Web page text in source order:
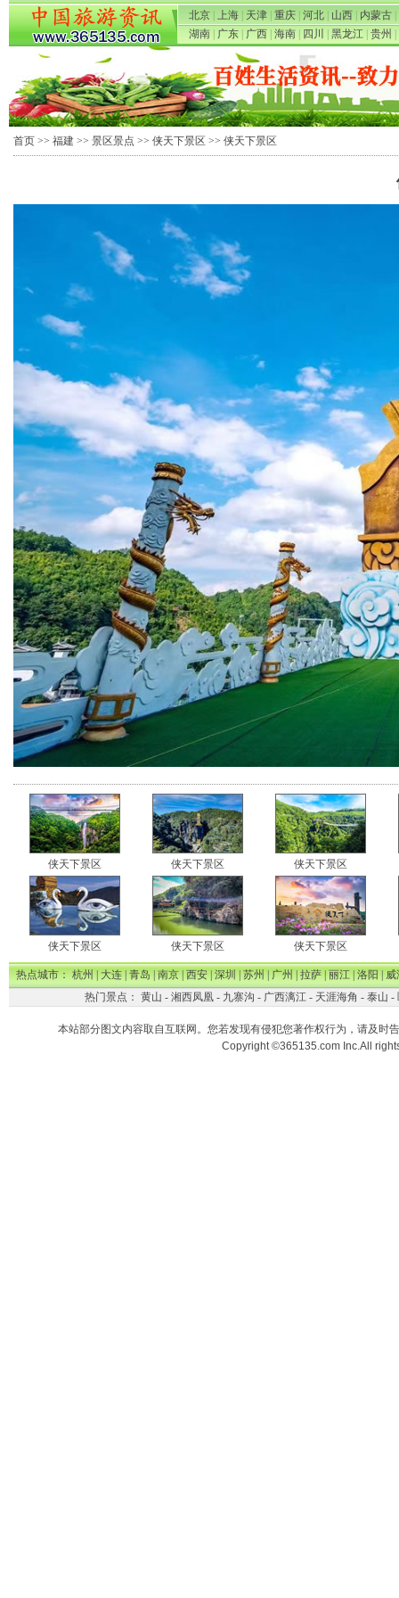
北京 上海 天津 重庆 河北 山西 内蒙古
湖南
广东 广西 海南 四川 黑龙江 贵州
首页 >> 福建 >> 景区景点 >> 侠天下景区 >> 侠天下景区
侠天下景区 侠天下景区 侠天下景区
侠天下景区 侠天下景区 侠天下景区
热点城市：杭州|大连|青岛|南京|西安|深圳|苏州|广州|拉萨|丽江|洛阳|威
热门景点： 黄山 - 湘西凤凰- 九寨沟 - 广西漓江- 天涯海角 - 泰山 -
本站部分图文内容取自互联网。您若发现有侵犯您著作权行为，请及时
Copyright ©365135.com Inc.All